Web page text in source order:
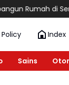
Rumah di
Index
Sains